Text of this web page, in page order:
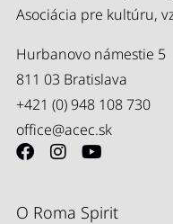
Asociácia pre kultúru,
Hurbanovo námestie 5
811 03 Bratislava
+421 (0) 948 108 730
office@acec.sk
O Roma Spirit